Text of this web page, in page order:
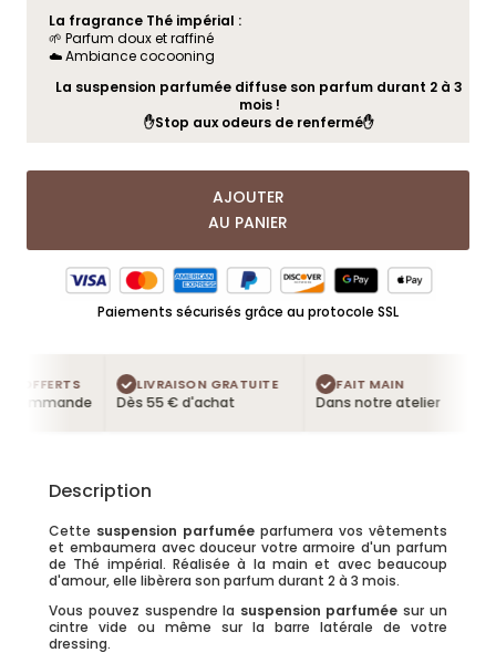
La fragrance Thé impérial :
🌱 Parfum doux et raffiné
☁️ Ambiance cocooning
La suspension parfumée diffuse son parfum durant 2 à 3
mois !
✋Stop aux odeurs de renfermé✋
AJOUTER
AU PANIER
Paiements sécurisés grâce au protocole SSL
OFFERTS LIVRAISON GRATUITE
Dès 55 € d'achat
FAIT MAIN
Dans notre atelier
Description
Cette suspension parfumée parfumera vos vêtements
et embaumera avec douceur votre armoire d'un parfum
de Thé impérial. Réalisée à la main et avec beaucoup
d'amour, elle libèrera son parfum durant 2 à 3 mois.
Vous pouvez suspendre la suspension parfumée sur un
cintre vide ou même sur la barre latérale de votre
dressing.